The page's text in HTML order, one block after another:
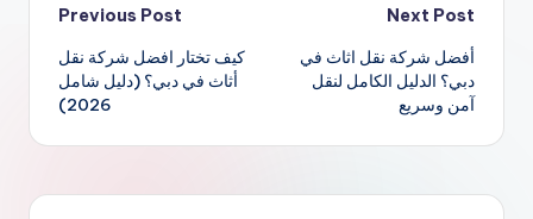
Post
navigation
Previous Post
كيف تختار افضل شركة نقل
أثاث في دبي؟ (دليل شامل
2026)
Next Post
أفضل شركة نقل اثاث في
دبي؟ الدليل الكامل لنقل
آمن وسريع